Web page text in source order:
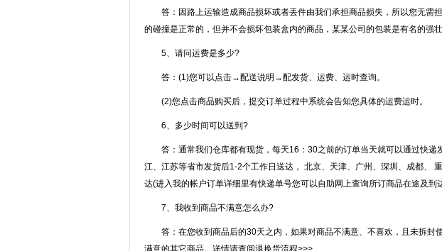
答：因路上运输造成商品损坏或者丢件由我们承担商品损失，所以您无需
的碰撞是正常的，但并不会损坏包装盒内的商品，某某公司的包装是有名的强
5、请问运费是多少?
答：(1)您可以点击→配送说明→配发货、运费、运时查询。
(2)您点击商品购买后，提交订单过程中系统会告知您具体的运费运时。
6、多少时间可以送到?
答：通常我们仓库都有现货，每天16：30之前的订单当天就可以通过快递
江、江苏等省市发货后1-2个工作日送达， 北京、天津、广州、深圳、成都、
达(进入我的帐户订单详细里有快递单号您可以自助网上查询所订商品在途及
7、我收到商品不满意怎么办?
答：在您收到商品后的30天之内，如果对商品不满意、不喜欢，且未拆封
满意的其它商品。详情请查阅退换货流程>>>